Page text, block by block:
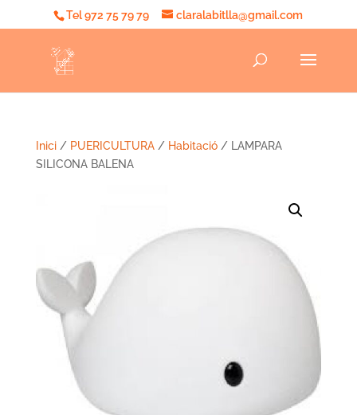
Tel 972 75 79 79 claralabitlla@gmail.com
Inici/ PUERICULTURA/ Habitació/ LAMPARA
SILICONA BALENA